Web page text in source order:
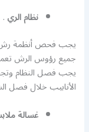
نظام الري.
يجب فحص أنظمة رش
جميع رؤوس الرش
يجب فصل النظام
الأنابيب خلال فصل
غسالة